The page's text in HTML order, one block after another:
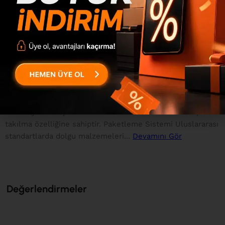
Malzemeler : 1.sınıf E1 kalite standartlarında çevre ve
çocuk sağlığına uygun melamin kaplı 18mm yonga levha
kulanılmıştır. 1.sınıf E1 kalite standartlarında çevre ve
çocuk sağlığına uygun melamin kaplı 3mm mdflam
kullanılmıştır. 0.80mm pvc bant kullanılmaktadır. 1.sınıf
bağlantı elemanları ve aksesuarlar kullanılmaktadır.
Kulplar 1. sınıf kayın ahşap hammaddeden imal edilmiştir.
100x44x44mm kare kayın ahşap ayaklar kullanılmaktadır.
Bağlantı Sistemi Ürünü oluşturan parçalar minifix bağlantı
sistemiyle birleştirilmektedir. Ürün defalarca sökülüp
takılma özelliğine sahiptir. Paketleme Sistemi Uluslararası
standartlarda dolgu malzemeleri...
Devamını Gör
Değerlendirmeler